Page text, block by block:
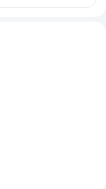
материал из